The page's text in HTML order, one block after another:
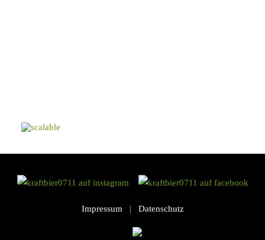
Impressum | Datenschutz